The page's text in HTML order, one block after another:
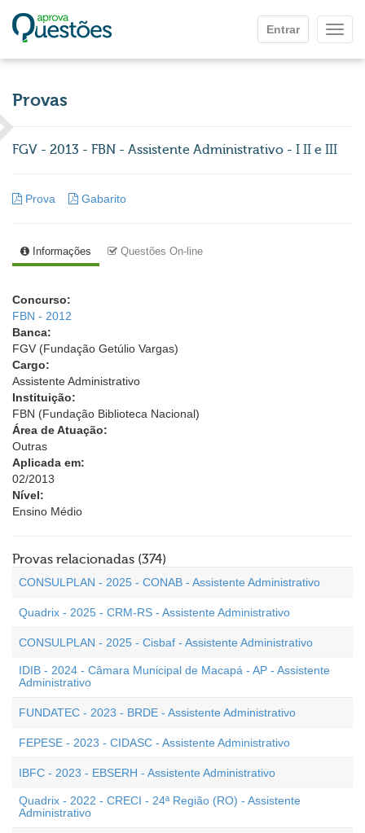
Entrar
Provas
FGV - 2013 - FBN - Assistente Administrativo - I II e III
Prova Gabarito
Informações Questões On-line
Concurso:
FBN - 2012
Banca:
FGV (Fundação Getúlio Vargas)
Cargo:
Assistente Administrativo
Instituição:
FBN (Fundação Biblioteca Nacional)
Área de Atuação:
Outras
Aplicada em:
02/2013
Nível:
Ensino Médio
Provas relacionadas (374)
CONSULPLAN - 2025 - CONAB - Assistente Administrativo
Quadrix - 2025 - CRM-RS - Assistente Administrativo
CONSULPLAN - 2025 - Cisbaf - Assistente Administrativo
IDIB - 2024 - Câmara Municipal de Macapá - AP - Assistente
Administrativo
FUNDATEC - 2023 - BRDE - Assistente Administrativo
FEPESE - 2023 - CIDASC - Assistente Administrativo
IBFC - 2023 - EBSERH - Assistente Administrativo
Quadrix - 2022 - CRECI - 24ª Região (RO) - Assistente
Administrativo